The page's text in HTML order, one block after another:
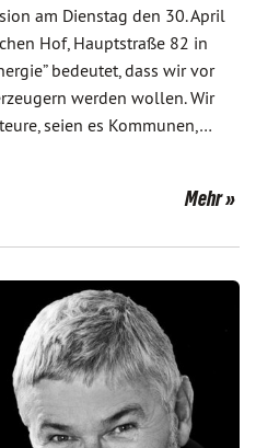
am Dienstag den 30. April
Hof, Hauptstraße 82 in
bedeutet, dass wir vor
werden wollen. Wir
seien es Kommunen,…
Mehr